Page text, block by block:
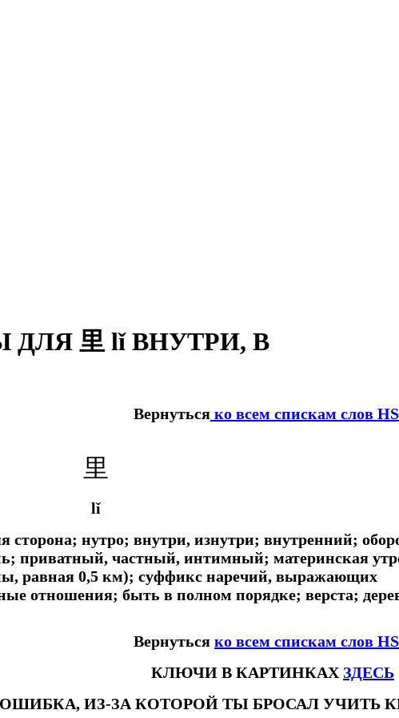
里 lǐ ВНУТРИ, В
Вернуться ко всем спискам слов
里
lǐ
сторона; нутро; внутри, изнутри; внутренний;
приватный, частный, интимный; материнская
равная 0,5 км); суффикс наречий, выражающих
отношения; быть в полном порядке; верста;
Вернуться ко всем спискам слов
КЛЮЧИ В КАРТИНКАХ ЗДЕСЬ
ОШИБКА, ИЗ-ЗА КОТОРОЙ ТЫ БРОСАЛ УЧИТЬ